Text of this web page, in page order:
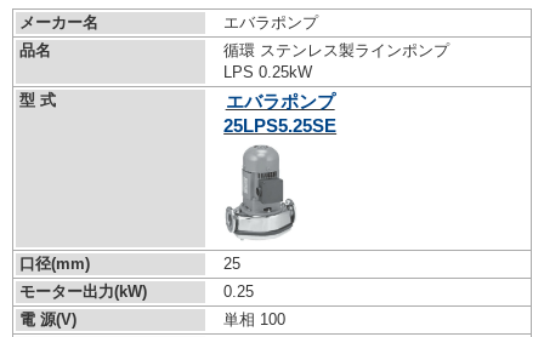
メーカー名
エバラポンプ
品名
循環 ステンレス製ラインポンプ
LPS 0.25kW
型 式
エバラポンプ
25LPS5.25SE
口径(mm)
25
モーター出力(kW)
0.25
電 源(V)
単相 100